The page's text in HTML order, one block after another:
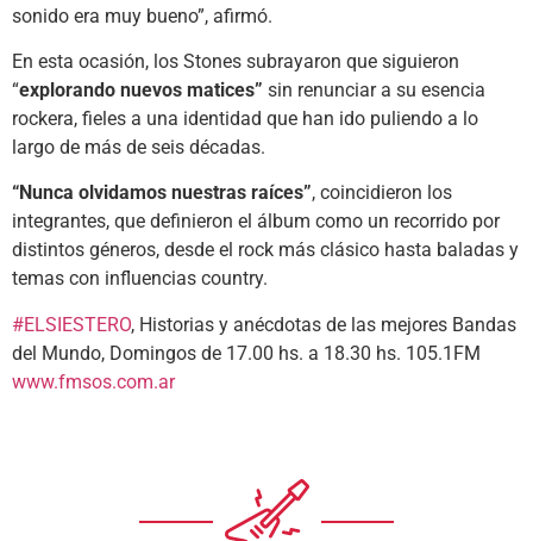
sonido era muy bueno”, afirmó.
En esta ocasión, los Stones subrayaron que siguieron
“explorando nuevos matices” sin renunciar a su esencia
rockera, fieles a una identidad que han ido puliendo a lo
largo de más de seis décadas.
“Nunca olvidamos nuestras raíces”, coincidieron los
integrantes, que definieron el álbum como un recorrido por
distintos géneros, desde el rock más clásico hasta baladas y
temas con influencias country.
#ELSIESTERO, Historias y anécdotas de las mejores Bandas
del Mundo, Domingos de 17.00 hs. a 18.30 hs. 105.1FM
www.fmsos.com.ar